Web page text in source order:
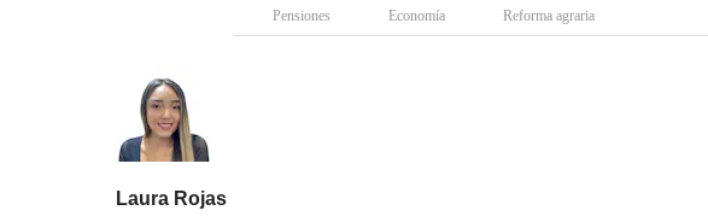
Pensiones Economía Reforma agraria
Laura Rojas